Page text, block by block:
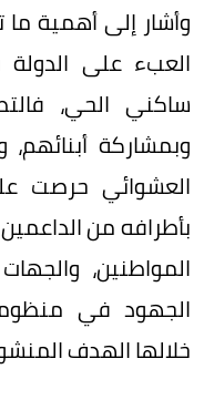
وأشار إلى أهمية
العبء على
ساكني الحي،
وبمشاركة
العشوائي حرصت
بأطرافه من
المواطنين،
الجهود في
خلالها الهدف